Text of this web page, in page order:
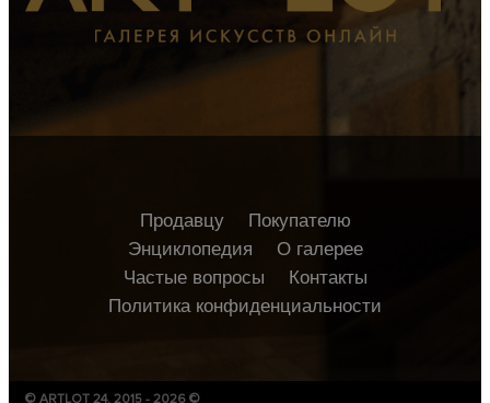
Продавцу
Покупателю
Энциклопедия
О галерее
Частые вопросы
Контакты
Политика конфиденциальности
© ARTLOT 24, 2015 - 2026 ©